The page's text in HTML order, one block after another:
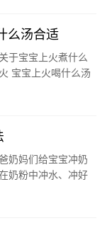
么汤合适
于宝宝上火煮什么
宝宝上火喝什么汤
奶妈们给宝宝冲奶
奶粉中冲水、冲好